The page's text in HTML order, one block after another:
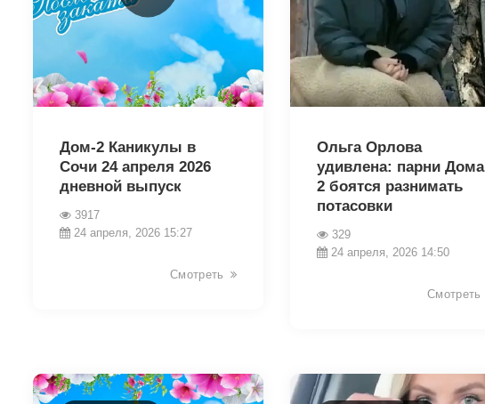
Дом-2 Каникулы в
Сочи 24 апреля 2026
дневной выпуск
3917
24 апреля, 2026 15:27
Смотреть
Ольга Орлова
удивлена: парни Дома
2 боятся разнимать
потасовки
329
24 апреля, 2026 14:50
Смотреть